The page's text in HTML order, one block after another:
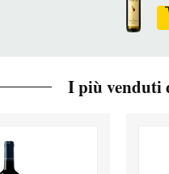
I più venduti